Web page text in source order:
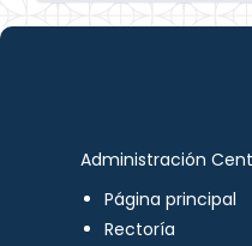
Administración
Página principal
Rectoría